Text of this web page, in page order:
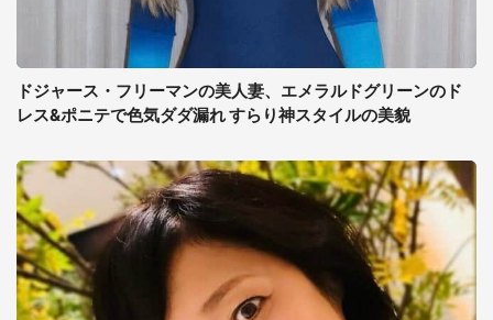
ドジャース・フリーマンの美人妻、エメラルドグリーンのド
レス&ポニテで色気ダダ漏れ すらり神スタイルの美貌